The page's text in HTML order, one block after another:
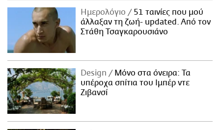
Ημερολόγιο
51 ταινίες που μού
άλλαξαν τη ζωή- updated. Aπό τον
Στάθη Τσαγκαρουσιάνο
Design
Μόνο στα όνειρα: Τα
υπέροχα σπίτια του Ιμπέρ ντε
Ζιβανσί